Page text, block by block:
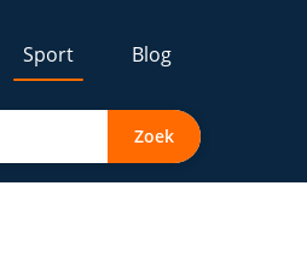
Sport Blog
Zoek
Klikkers en Trainingsmatje